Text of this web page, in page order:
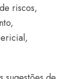
riscos,